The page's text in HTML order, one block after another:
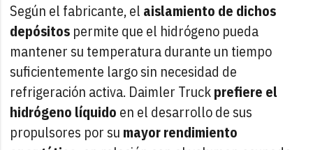
Según el fabricante, el aislamiento de dichos
depósitos permite que el hidrógeno pueda
mantener su temperatura durante un tiempo
suficientemente largo sin necesidad de
refrigeración activa. Daimler Truckprefiere el
hidrógeno líquido en el desarrollo de sus
propulsores por su mayor rendimiento